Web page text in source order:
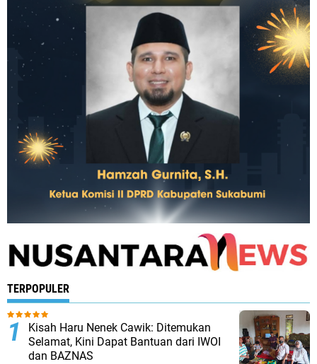
TERPOPULER
Kisah Haru Nenek Cawik: Ditemukan
Selamat, Kini Dapat Bantuan dari IWOI
dan BAZNAS